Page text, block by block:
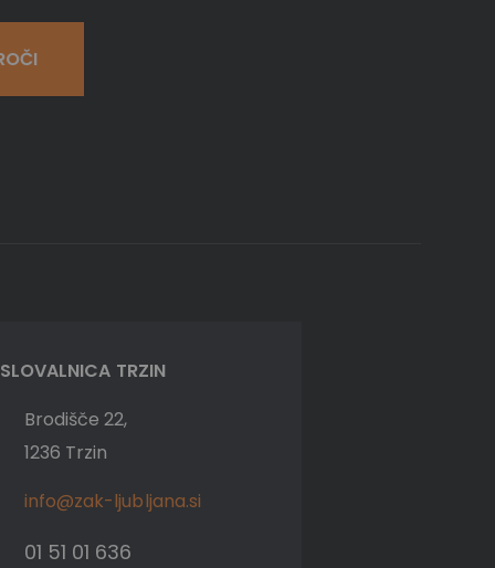
TRZIN
Brodišče 22,
1236 Trzin
info@zak-ljubljana.si
01 51 01 636